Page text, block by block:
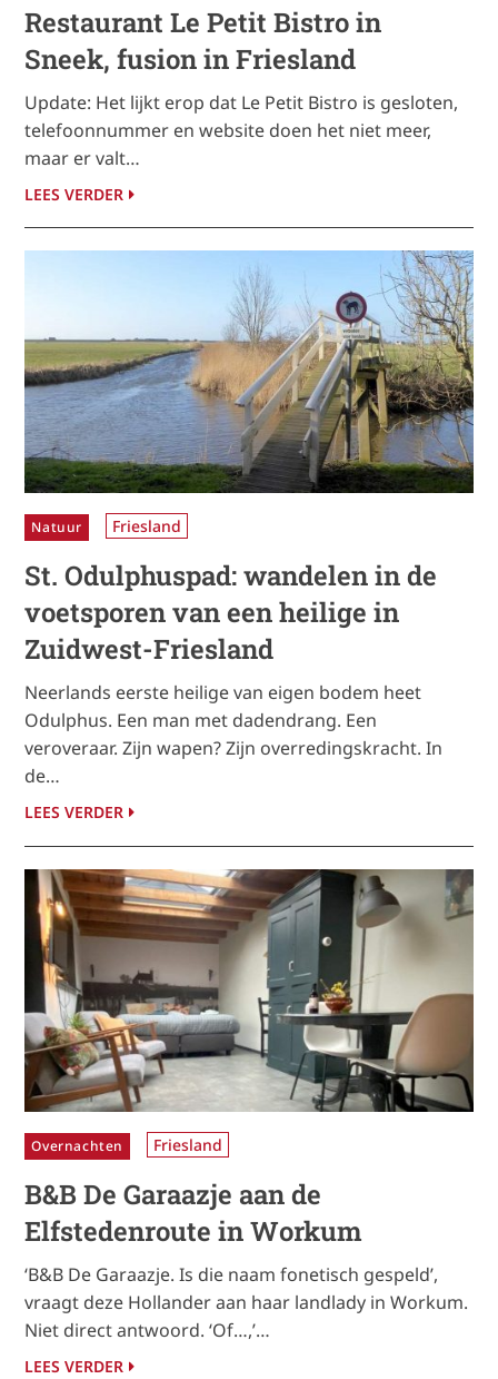
Restaurant Le Petit Bistro in
Sneek, fusion in Friesland
Update: Het lijkt erop dat Le Petit Bistro is gesloten,
telefoonnummer en website doen het niet meer,
maar er valt…
LEES VERDER
Natuur Friesland
St. Odulphuspad: wandelen in de
voetsporen van een heilige in
Zuidwest-Friesland
Neerlands eerste heilige van eigen bodem heet
Odulphus. Een man met dadendrang. Een
veroveraar. Zijn wapen? Zijn overredingskracht. In
de…
LEES VERDER
Overnachten Friesland
B&B De Garaazje aan de
Elfstedenroute in Workum
‘B&B De Garaazje. Is die naam fonetisch gespeld’,
vraagt deze Hollander aan haar landlady in Workum.
Niet direct antwoord. ‘Of…,’…
LEES VERDER